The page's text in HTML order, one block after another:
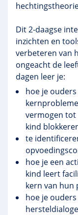
Dit 2-daagse
inzichten en
verbeteren van
ongeacht de
dagen leer je:
hoe je
vermogen tot
kind
te
hoe je een
kind leert
kern van hun
hoe je